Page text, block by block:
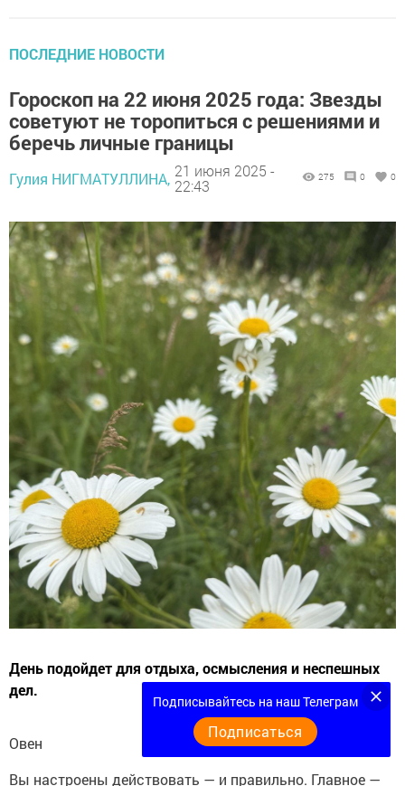
ПОСЛЕДНИЕ НОВОСТИ
Гороскоп на 22 июня 2025 года: Звезды
советуют не торопиться с решениями и
беречь личные границы
Гулия НИГМАТУЛЛИНА, 21 июня 2025 -
22:43
275 0 0
День подойдет для отдыха, осмысления и неспешных
дел.
Овен
Вы настроены действовать — и правильно. Главное —
Подписывайтесь на наш Телеграм
Подписаться